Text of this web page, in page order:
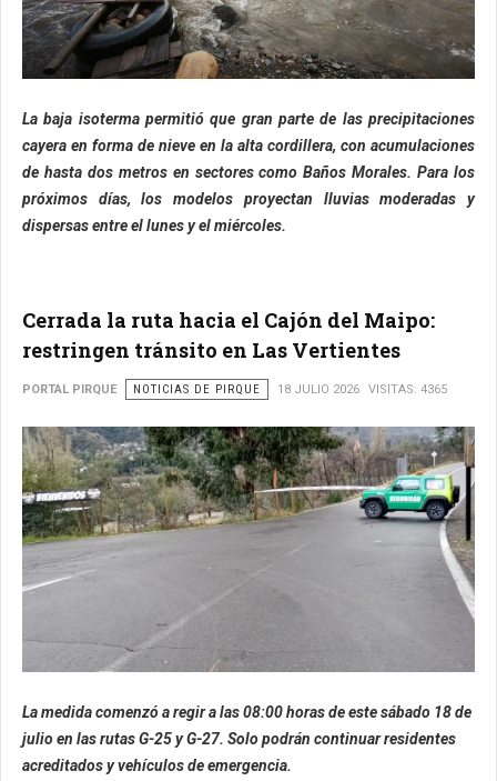
La baja isoterma permitió que gran parte de las precipitaciones
cayera en forma de nieve en la alta cordillera, con acumulaciones
de hasta dos metros en sectores como Baños Morales. Para los
próximos días, los modelos proyectan lluvias moderadas y
dispersas entre el lunes y el miércoles.
Cerrada la ruta hacia el Cajón del Maipo:
restringen tránsito en Las Vertientes
PORTAL PIRQUE NOTICIAS DE PIRQUE 18 JULIO 2026 VISITAS: 4365
La medida comenzó a regir a las 08:00 horas de este sábado 18 de
julio en las rutas G-25 y G-27. Solo podrán continuar residentes
acreditados y vehículos de emergencia.